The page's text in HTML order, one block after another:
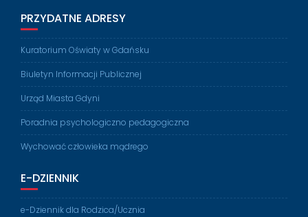
PRZYDATNE ADRESY
Kuratorium Oświaty w Gdańsku
Biuletyn Informacji Publicznej
Urząd Miasta Gdyni
Poradnia psychologiczno pedagogiczna
Wychować człowieka mądrego
E-DZIENNIK
e-Dziennik dla Rodzica/Ucznia